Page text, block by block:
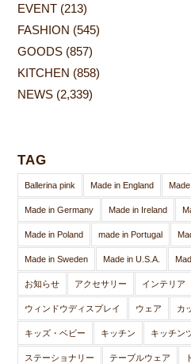
EVENT (213)
FASHION (545)
GOODS (857)
KITCHEN (858)
NEWS (2,339)
TAG
Ballerina pink Made in England
Made in Germany Made in Ireland
Made in Poland made in Portugal
Made in Sweden Made in U.S.A.
お知らせ アクセサリー インテリア
ウィンドウディスプレイ ウェア カ
キッズ・ベビー キッチン キッチン
ステーショナリー テーブルウェア